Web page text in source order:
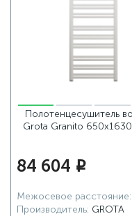
Полотенцесушитель
Grota Granito
84 604 i
Межосевое расстояние:
Производитель: GROTA